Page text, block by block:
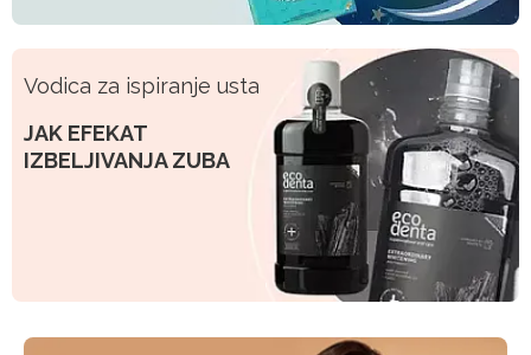
Vodica za ispiranje usta
JAK EFEKAT
IZBELJIVANJA ZUBA